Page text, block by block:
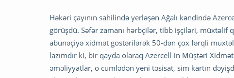
Həkəri çayının sahilində yerləşən Ağalı kəndində
görüşdü. Səfər zamanı hərbçilər, tibb işçiləri, müxtəlif
abunəçiyə xidmət göstərilərək 50-dən çox fərqli
lazımdır ki, bir qayda olaraq Azercell-in Müştəri
əməliyyatlar, o cümlədən yeni təsisat, sim kartın